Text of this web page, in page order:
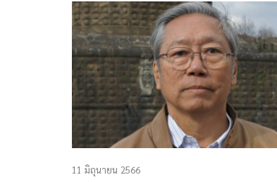
เปิดประชุมสัมมนาฯ และเชื่อมโยงถึงใครแบ
ค่อยไป รวมทั้งสอบถามเจ้าหน้าที่ทางกฎหมา
เรียบร้อยแล้ว
11 มิถุนายน 2566